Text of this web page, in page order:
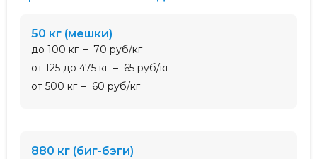
50 кг (мешки)
до 100 кг
70 руб/кг
от 125 до 475 кг
65 руб/кг
от 500 кг
60 руб/кг
880 кг (биг-бэги)